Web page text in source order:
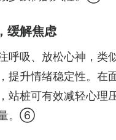
缓解焦虑
呼吸、放松心神，类
提升情绪稳定性。在
站桩可有效减轻心理
量。⑥